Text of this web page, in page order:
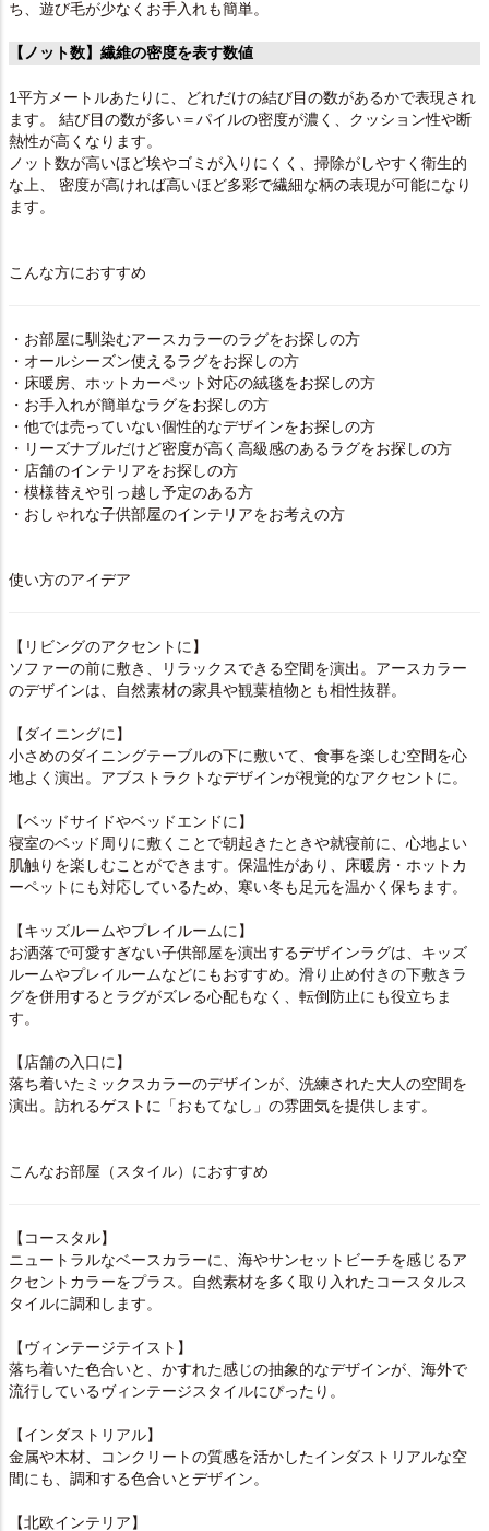
ち、遊び毛が少なくお手入れも簡単。
【ノット数】繊維の密度を表す数値
1平方メートルあたりに、どれだけの結び目の数があるかで表現され
ます。 結び目の数が多い＝パイルの密度が濃く、クッション性や断
熱性が高くなります。
ノット数が高いほど埃やゴミが入りにくく、掃除がしやすく衛生的
な上、 密度が高ければ高いほど多彩で繊細な柄の表現が可能になり
ます。
こんな方におすすめ
・お部屋に馴染むアースカラーのラグをお探しの方
・オールシーズン使えるラグをお探しの方
・床暖房、ホットカーペット対応の絨毯をお探しの方
・お手入れが簡単なラグをお探しの方
・他では売っていない個性的なデザインをお探しの方
・リーズナブルだけど密度が高く高級感のあるラグをお探しの方
・店舗のインテリアをお探しの方
・模様替えや引っ越し予定のある方
・おしゃれな子供部屋のインテリアをお考えの方
使い方のアイデア
【リビングのアクセントに】
ソファーの前に敷き、リラックスできる空間を演出。アースカラー
のデザインは、自然素材の家具や観葉植物とも相性抜群。
【ダイニングに】
小さめのダイニングテーブルの下に敷いて、食事を楽しむ空間を心
地よく演出。アブストラクトなデザインが視覚的なアクセントに。
【ベッドサイドやベッドエンドに】
寝室のベッド周りに敷くことで朝起きたときや就寝前に、心地よい
肌触りを楽しむことができます。保温性があり、床暖房・ホットカ
ーペットにも対応しているため、寒い冬も足元を温かく保ちます。
【キッズルームやプレイルームに】
お洒落で可愛すぎない子供部屋を演出するデザインラグは、キッズ
ルームやプレイルームなどにもおすすめ。 滑り止め付きの下敷きラ
グを併用するとラグがズレる心配もなく、転倒防止にも役立ちま
す。
【店舗の入口に】
落ち着いたミックスカラーのデザインが、洗練された大人の空間を
演出。訪れるゲストに「おもてなし」の雰囲気を提供します。
こんなお部屋（スタイル）におすすめ
【コースタル】
ニュートラルなベースカラーに、海やサンセットビーチを感じるア
クセントカラーをプラス。自然素材を多く取り入れたコースタルス
タイルに調和します。
【ヴィンテージテイスト】
落ち着いた色合いと、かすれた感じの抽象的なデザインが、海外で
流行しているヴィンテージスタイルにぴったり。
【インダストリアル】
金属や木材、コンクリートの質感を活かしたインダストリアルな空
間にも、調和する色合いとデザイン。
【北欧インテリア】